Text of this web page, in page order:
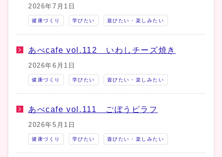
2026年7月1日
健康づくり 学びたい 遊びたい・楽しみたい
あべcafe vol.112 いわしチーズ焼き
2026年6月1日
健康づくり 学びたい 遊びたい・楽しみたい
あべcafe vol.111 ごぼうピラフ
2026年5月1日
健康づくり 学びたい 遊びたい・楽しみたい